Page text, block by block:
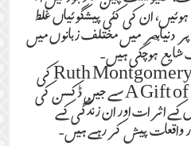
ان کی کئی پیشگوئیاں غلط
دنیابھر میں مختلف زبانوں میں
ہوچکی ہیں۔
ذیل میں ہم روتھ منٹگمری Ruth Montgomery کی
مشہور کتابA Gift of Prophecy سے جین ڈکسن کی
کے اثرات اور ان زندگی کے
واقعات پیش کررہے ہیں۔